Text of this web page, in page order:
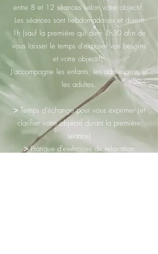
entre 8 et 12 séances selon votre objectif.
Les séances sont hebdomadaires et durent
1h (sauf la première qui dure 1h30 afin de
vous laisser le temps d’exposer vos besoins
et votre objectif).
J’accompagne les enfants, les adolescents et
les adultes.
>Temps d’échange pour vous exprimer (et
clarifier votre objectif durant la première
séance)
>Pratique d’exercices de relaxation